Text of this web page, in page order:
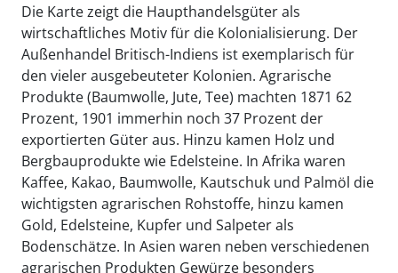
Die Karte zeigt die Haupthandelsgüter als
wirtschaftliches Motiv für die Kolonialisierung. Der
Außenhandel Britisch-Indiens ist exemplarisch für
den vieler ausgebeuteter Kolonien. Agrarische
Produkte (Baumwolle, Jute, Tee) machten 1871 62
Prozent, 1901 immerhin noch 37 Prozent der
exportierten Güter aus. Hinzu kamen Holz und
Bergbauprodukte wie Edelsteine. In Afrika waren
Kaffee, Kakao, Baumwolle, Kautschuk und Palmöl die
wichtigsten agrarischen Rohstoffe, hinzu kamen
Gold, Edelsteine, Kupfer und Salpeter als
Bodenschätze. In Asien waren neben verschiedenen
agrarischen Produkten Gewürze besonders